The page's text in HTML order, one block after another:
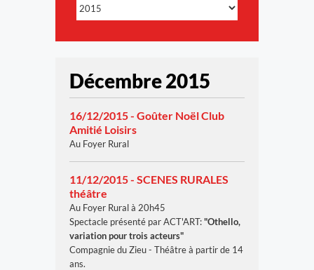
Décembre 2015
16/12/2015 - Goûter Noël Club
Amitié Loisirs
Au Foyer Rural
11/12/2015 - SCENES RURALES
théâtre
Au Foyer Rural à 20h45
Spectacle présenté par ACT'ART:"Othello,
variation pour trois acteurs"
Compagnie du Zieu - Théâtre à partir de 14
ans.